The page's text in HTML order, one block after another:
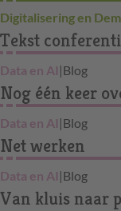
Digitalisering en
Tekst
Data en AI |Blog
Nog één keer
Data en AI |Blog
Net werken
Data en AI |Blog
Van kluis naar